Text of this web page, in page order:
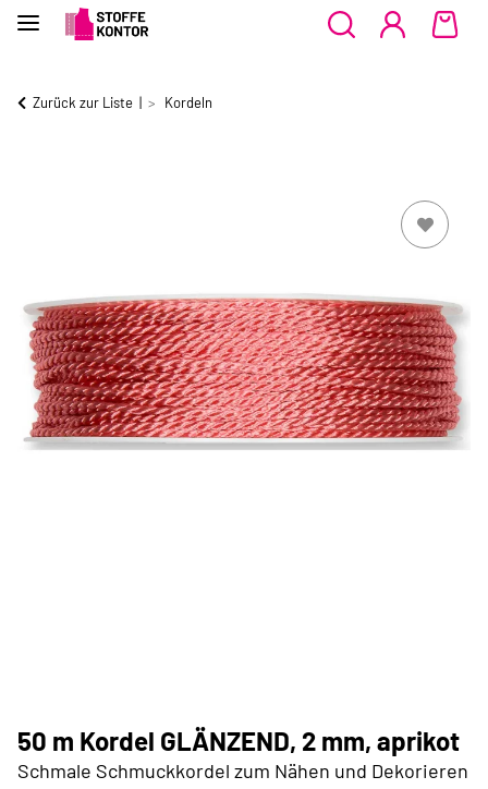
Zurück zur Liste Kordeln
50 m Kordel GLÄNZEND, 2 mm, aprikot
Schmale Schmuckkordel zum Nähen und Dekorieren